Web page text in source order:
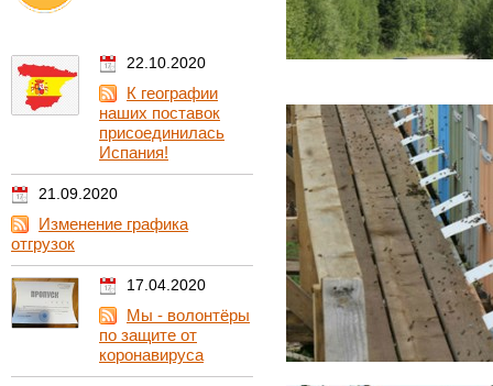
22.10.2020
К географии
наших поставок
присоединилась
Испания!
21.09.2020
Изменение графика
отгрузок
17.04.2020
Мы - волонтёры
по защите от
коронавируса